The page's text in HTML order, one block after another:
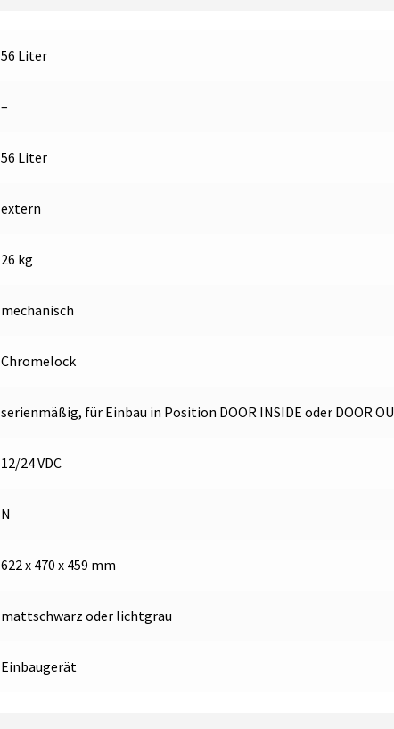
56 Liter
–
56 Liter
extern
26 kg
mechanisch
Chromelock
serienmäßig, für Einbau in Position DOOR INSIDE oder DOOR
12/24 VDC
N
622 x 470 x 459 mm
mattschwarz oder lichtgrau
Einbaugerät